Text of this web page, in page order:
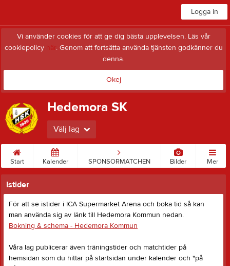
Logga in
Vi använder cookies för att ge dig bästa upplevelsen. Läs vår
cookiepolicy här. Genom att fortsätta använda tjänsten godkänner du
denna.
Okej
Hedemora SK
Välj lag
Start Kalender SPONSORMATCHEN Bilder Mer
Istider
För att se istider i ICA Supermarket Arena och boka tid så kan
man använda sig av länk till Hedemora Kommun nedan.
Bokning & schema - Hedemora Kommun
Våra lag publicerar även träningstider och matchtider på
hemsidan som du hittar på startsidan under kalender och "på